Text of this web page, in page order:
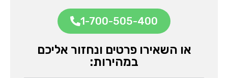
1-700-505-400
או השאירו פרטים ונחזור אליכם
במהירות: